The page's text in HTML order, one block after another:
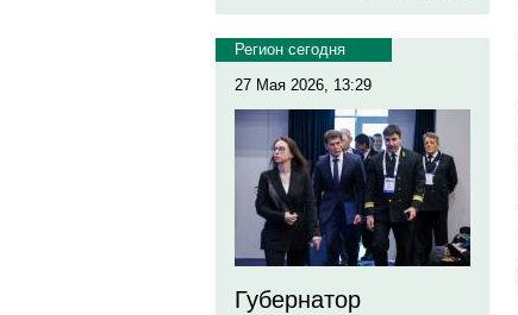
Регион сегодня
27 Мая 2026, 13:29
Губернатор